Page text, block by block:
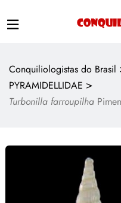
Conquiliologistas do Brasil
PYRAMIDELLIDAE >
Turbonilla farroupilha